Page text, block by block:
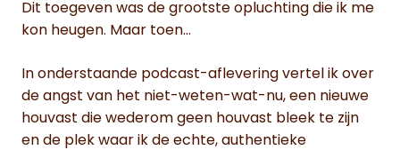
Dit toegeven was de grootste opluchting die ik me
kon heugen. Maar toen…
In onderstaande podcast-aflevering vertel ik over
de angst van het niet-weten-wat-nu, een nieuwe
houvast die wederom geen houvast bleek te zijn
en de plek waar ik de echte, authentieke